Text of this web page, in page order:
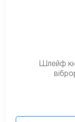
Шлейф